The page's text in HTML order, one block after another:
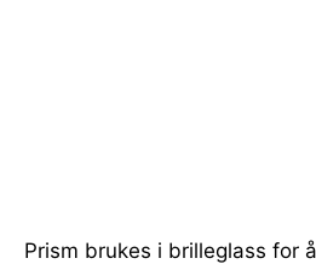
Prism brukes i brilleglass for